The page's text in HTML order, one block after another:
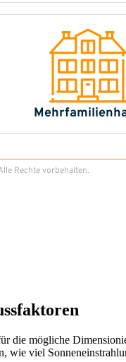
die mögliche
wie viel